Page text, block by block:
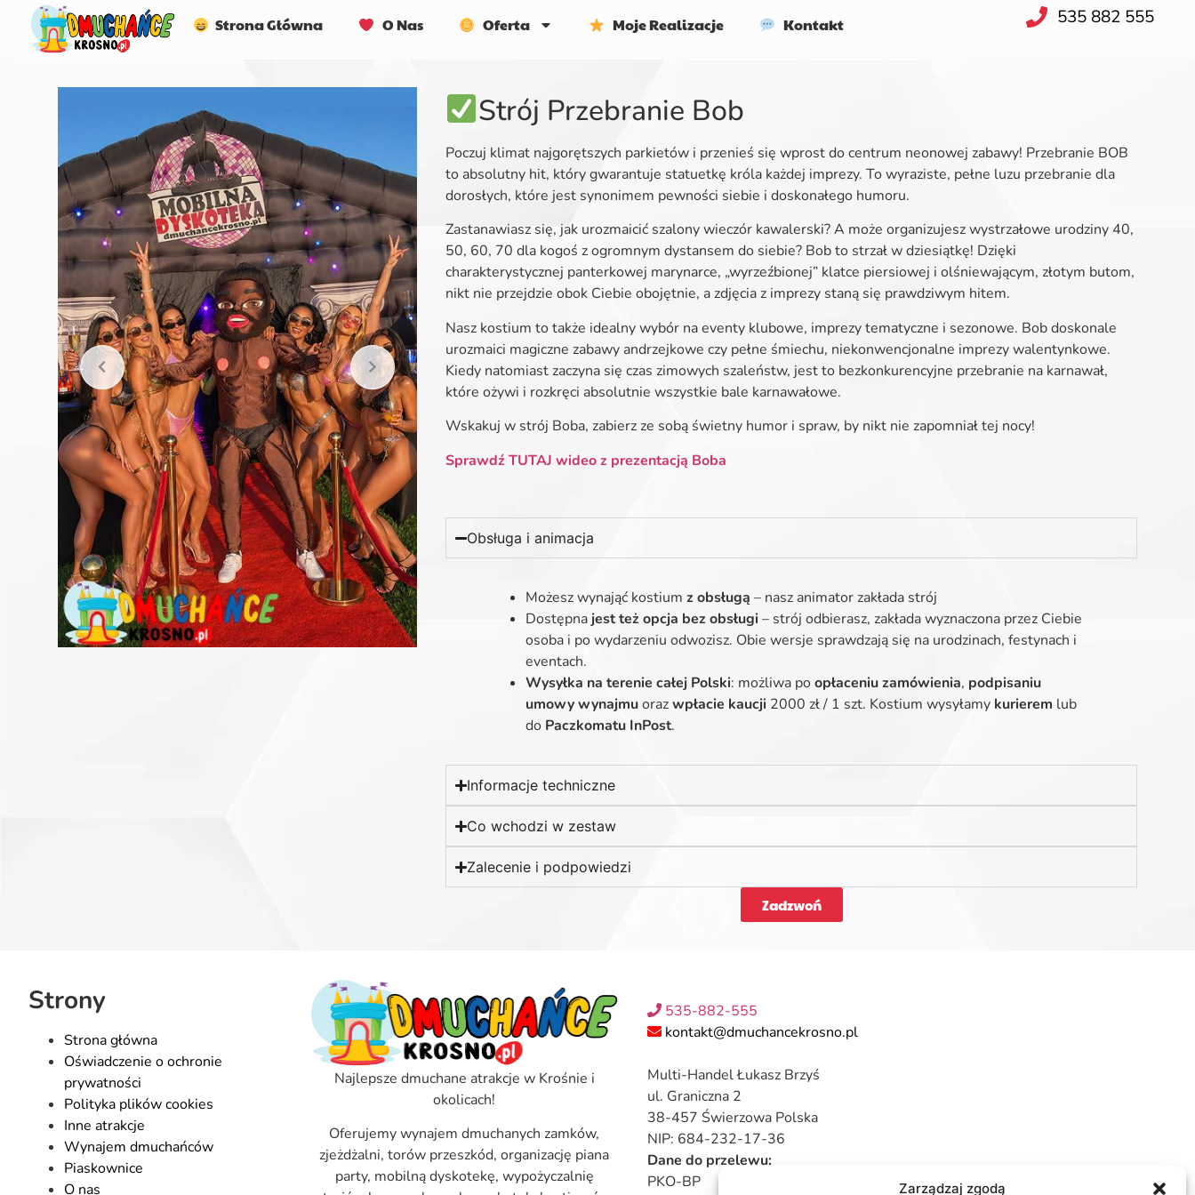
Zarządzaj zgodą
Strona Główna O Nas Oferta Moje Realizacje Kontakt 535 882 555
Strój Przebranie Bob
Poczuj klimat najgorętszych parkietów i przenieś się wprost do centrum neonowej zabawy! Przebranie BOB
to absolutny hit, który gwarantuje statuetkę króla każdej imprezy. To wyraziste, pełne luzu przebranie dla
dorosłych, które jest synonimem pewności siebie i doskonałego humoru.
Zastanawiasz się, jak urozmaicić szalony wieczór kawalerski? A może organizujesz wystrzałowe urodziny 40,
50, 60, 70 dla kogoś z ogromnym dystansem do siebie? Bob to strzał w dziesiątkę! Dzięki
charakterystycznej panterkowej marynarce, „wyrzeźbionej” klatce piersiowej i olśniewającym, złotym butom,
nikt nie przejdzie obok Ciebie obojętnie, a zdjęcia z imprezy staną się prawdziwym hitem.
Nasz kostium to także idealny wybór na eventy klubowe, imprezy tematyczne i sezonowe. Bob doskonale
urozmaici magiczne zabawy andrzejkowe czy pełne śmiechu, niekonwencjonalne imprezy walentynkowe.
Kiedy natomiast zaczyna się czas zimowych szaleństw, jest to bezkonkurencyjne przebranie na karnawał,
które ożywi i rozkręci absolutnie wszystkie bale karnawałowe.
Wskakuj w strój Boba, zabierz ze sobą świetny humor i spraw, by nikt nie zapomniał tej nocy!
Sprawdź TUTAJ wideo z prezentacją Boba
Obsługa i animacja
Możesz wynająć kostium z obsługą – nasz animator zakłada strój
Dostępna jest też opcja bez obsługi– strój odbierasz, zakłada wyznaczona przez Ciebie
osoba i po wydarzeniu odwozisz. Obie wersje sprawdzają się na urodzinach, festynach i
eventach.
Wysyłka na terenie całej Polski: możliwa poopłaceniu zamówienia, podpisaniu
umowy wynajmuorazwpłacie kaucji2000 zł / 1 szt. Kostium wysyłamy kurierem lub
do Paczkomatu InPost.
Informacje techniczne
Co wchodzi w zestaw
Zalecenie i podpowiedzi
Zadzwoń
Strony
Strona główna
Oświadczenie o ochronie
prywatności
Polityka plików cookies
Inne atrakcje
Wynajem dmuchańców
Piaskownice
O nas
Najlepsze dmuchane atrakcje w Krośnie i
okolicach!
Oferujemy wynajem dmuchanych zamków,
zjeżdżalni, torów przeszkód, organizację piana
party, mobilną dyskotekę, wypożyczalnię
535-882-555
kontakt@dmuchancekrosno.pl
Multi-Handel Łukasz Brzyś
ul. Graniczna 2
38-457 Świerzowa Polska
NIP: 684-232-17-36
Dane do przelewu:
PKO-BP